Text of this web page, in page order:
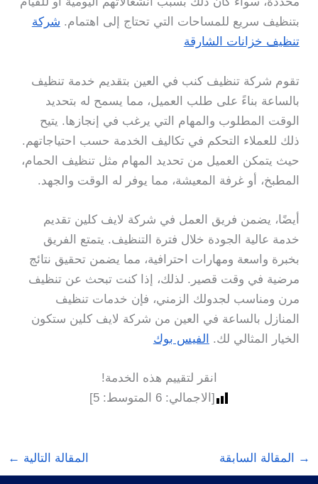
بتنظيف سريع للمساحات التي تحتاج إلى اهتمام. شركة
تنظيف خزانات الشارقة
تقوم شركة تنظيف كنب في العين بتقديم خدمة تنظيف
بالساعة بناءً على طلب العميل، مما يسمح له بتحديد
الوقت المطلوب والمهام التي يرغب في إنجازها. يتيح
ذلك للعملاء التحكم في تكاليف الخدمة حسب احتياجاتهم.
حيث يتمكن العميل من تحديد المهام مثل تنظيف الحمام،
المطبخ، أو غرفة المعيشة، مما يوفر له الوقت والجهد.
أيضًا، يضمن فريق العمل في شركة لايف كلين تقديم
خدمة عالية الجودة خلال فترة التنظيف. يتمتع الفريق
بخبرة واسعة ومهارات احترافية، مما يضمن تحقيق نتائج
مرضية في وقت قصير. لذلك، إذا كنت تبحث عن تنظيف
مرن ومناسب لجدولك الزمني، فإن خدمات تنظيف
المنازل بالساعة في العين من شركة لايف كلين ستكون
الخيار المثالي لك.
الفيس بوك
انقر لتقييم هذه الخدمة!
[الاجمالي:6 المتوسط:5
]
→ المقالة السابقة المقالة التالية ←